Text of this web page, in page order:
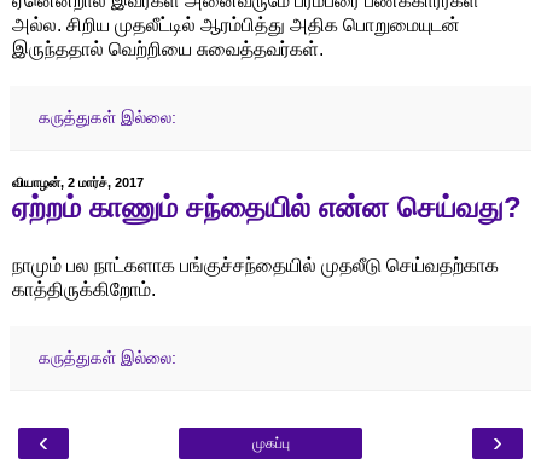
அல்ல. சிறிய முதலீட்டில் ஆரம்பித்து அதிக பொறுமையுடன்
இருந்ததால் வெற்றியை சுவைத்தவர்கள்.
கருத்துகள் இல்லை:
வியாழன், 2 மார்ச், 2017
ஏற்றம் காணும் சந்தையில் என்ன செய்வது?
நாமும் பல நாட்களாக பங்குச்சந்தையில் முதலீடு செய்வதற்காக
காத்திருக்கிறோம்.
கருத்துகள் இல்லை:
‹ ›
முகப்பு